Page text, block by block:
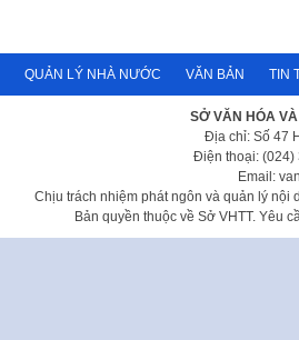
QUẢN LÝ NHÀ NƯỚC VĂN BẢN TIN
SỞ VĂN HÓA
Địa chỉ: Số 47
Điện thoại: (024)
Email:
Chịu trách nhiệm phát ngôn và quản lý nội
Bản quyền thuộc về Sở VHTT. Yêu